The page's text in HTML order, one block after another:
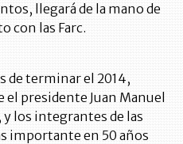
llegará de la mano de
con las Farc.
de terminar el 2014,
el presidente Juan Manuel
los integrantes de las
importante en 50 años